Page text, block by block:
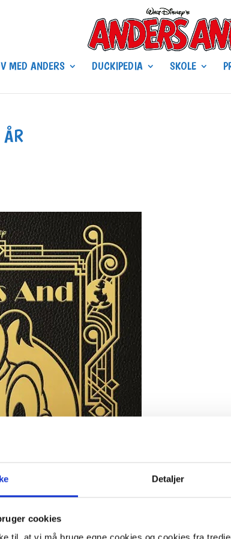
Detaljer
cookies
MED ANDERS DUCKIPEDIA SKOLE
ÅR